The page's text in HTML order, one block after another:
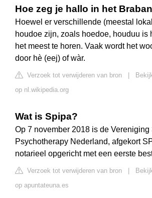
Hoe zeg je hallo in het
Hoewel er verschillende (meestal
houdoe zijn, zoals hoedoe, houduu is
het meest te horen. Vaak wordt het
door hè (eej) of wàr.
Verzoek tot verwijderen van bron
op nl.wikipedia.org
Wat is Spipa?
Op 7 november 2018 is de Vereniging
Psychotherapy Nederland, afgekort
notarieel opgericht met een eerste
Verzoek tot verwijderen van bron
op apuntateuna.es